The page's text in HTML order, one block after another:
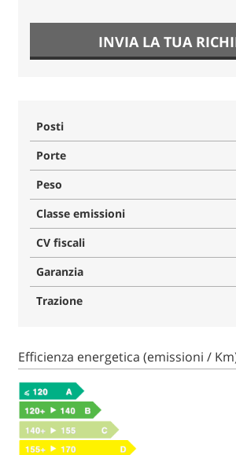
INVIA LA TUA
Posti
Porte
Peso
Classe emissioni
CV fiscali
Garanzia
Trazione
Efficienza energetica (emissioni /